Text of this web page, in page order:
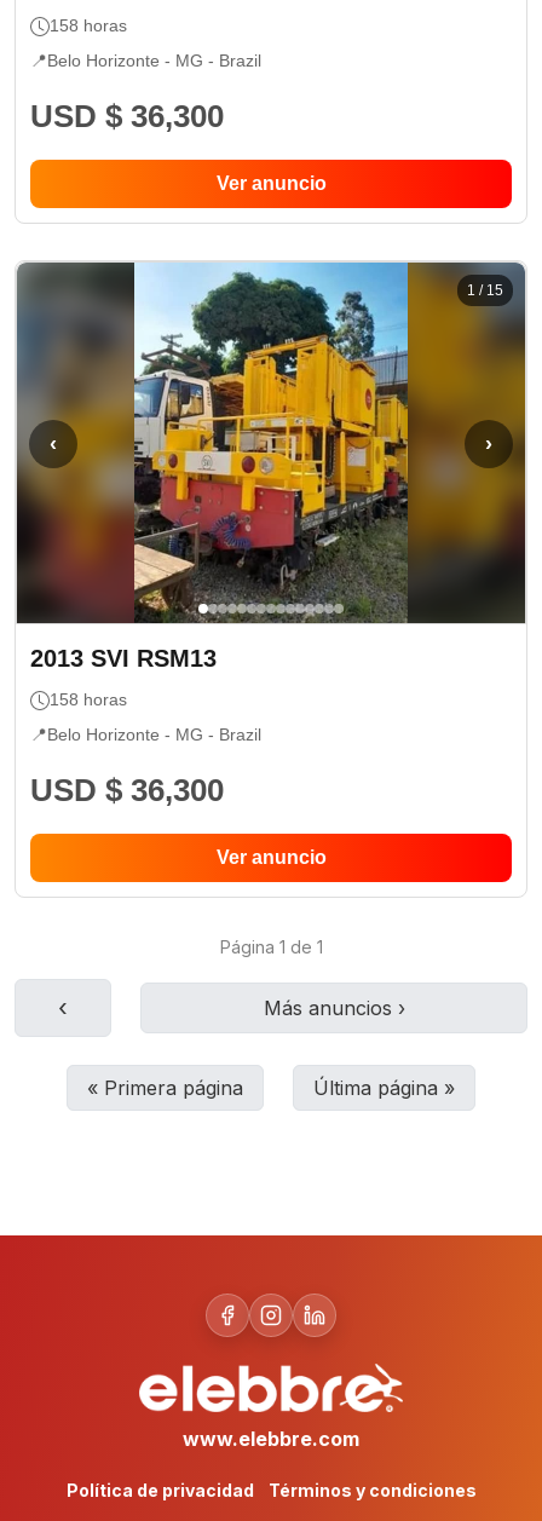
158 horas
📍Belo Horizonte - MG - Brazil
USD $ 36,300
Ver anuncio
‹ ›
1 / 15
2013 SVI RSM13
158 horas
📍Belo Horizonte - MG - Brazil
USD $ 36,300
Ver anuncio
Página 1 de 1
‹ Más anuncios ›
« Primera página Última página »
www.elebbre.com
Política de privacidad Términos y condiciones